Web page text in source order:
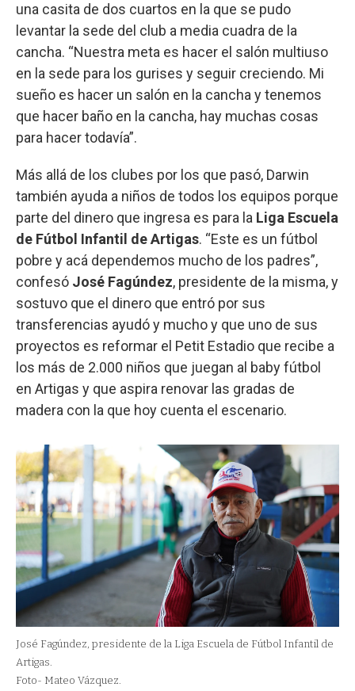
una casita de dos cuartos en la que se pudo
levantar la sede del club a media cuadra de la
cancha. “Nuestra meta es hacer el salón multiuso
en la sede para los gurises y seguir creciendo. Mi
sueño es hacer un salón en la cancha y tenemos
que hacer baño en la cancha, hay muchas cosas
para hacer todavía”.
Más allá de los clubes por los que pasó, Darwin
también ayuda a niños de todos los equipos porque
parte del dinero que ingresa es para la Liga Escuela
de Fútbol Infantil de Artigas. “Este es un fútbol
pobre y acá dependemos mucho de los padres”,
confesó José Fagúndez, presidente de la misma, y
sostuvo que el dinero que entró por sus
transferencias ayudó y mucho y que uno de sus
proyectos es reformar el Petit Estadio que recibe a
los más de 2.000 niños que juegan al baby fútbol
en Artigas y que aspira renovar las gradas de
madera con la que hoy cuenta el escenario.
José Fagúndez, presidente de la Liga Escuela de Fútbol Infantil de
Artigas.
Foto- Mateo Vázquez.